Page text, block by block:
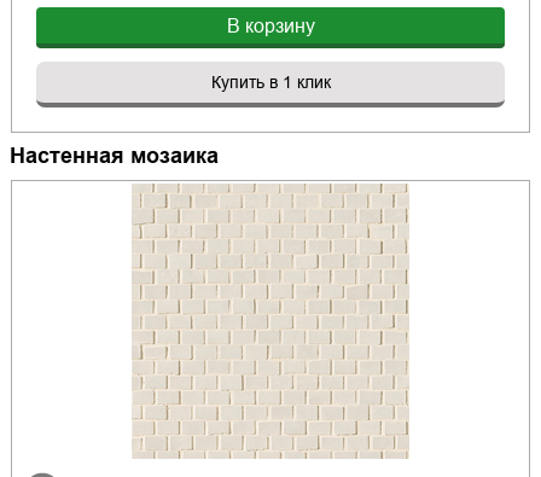
В корзину
Купить в 1 клик
Настенная мозаика